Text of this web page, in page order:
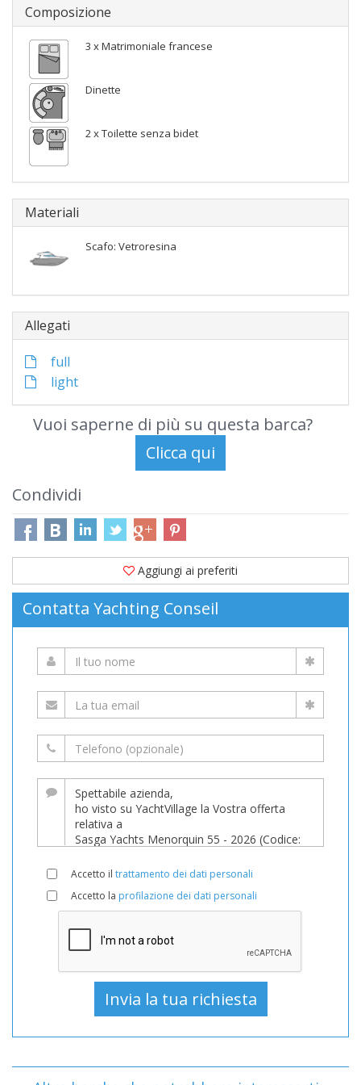
Composizione
3 x Matrimoniale francese
Dinette
2 x Toilette senza bidet
Materiali
Scafo: Vetroresina
Allegati
full
light
Vuoi saperne di più su questa barca?
Condividi
Aggiungi ai preferiti
Contatta Yachting Conseil
Accetto il trattamento dei dati personali
Accetto la profilazione dei dati personali